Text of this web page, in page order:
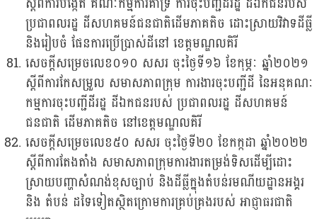
ប្រជាពលរដ្ឋ ដីសហគមន៍ជនជាតិដើមភាគតិច ដោះស្រាយវិវាទដីធ្លី
និងរៀបចំ ផែនការប្រើប្រាស់ដីនៅ ខេត្តមណ្ឌលគិរី
សេចក្តីសម្រេចលេខ០១០ សសរ ចុះថ្ងៃទី១៦ ខែកុម្ភៈ ឆ្នាំ២០២១
ស្តីពីការកែសម្រួល សមាសភាពក្រុម ការងារចុះបញ្ជីដី នៃអនុគណៈ
កម្មការចុះបញ្ជីដីរដ្ឋ ដីឯកជនរបស់ ប្រជាពលរដ្ឋ ដីសហគមន៍
ជនជាតិ ដើមភាគតិច នៅខេត្តមណ្ឌលគិរី
សេចក្តីសម្រេចលេខ៥០ សសរ ចុះថ្ងៃទី២០ ខែកក្កដា ឆ្នាំ២០២២
ស្តីពីការតែងតាំង សមាសភាពក្រុមការងារតម្រង់ទិសដើម្បីដោះ
ស្រាយបញ្ហាសំណង់ខុសច្បាប់ និងដីធ្លីក្នុងតំបន់រមណីយដ្ឋានអង្គរ
និង តំបន់ ដទៃទៀតស្ថិតក្រោមការគ្រប់គ្រងរបស់ អាជ្ញាធរជាតិ